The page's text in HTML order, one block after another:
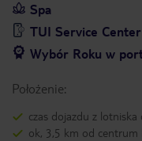
Spa
TUI Service
Wybór Roku w
Położenie:
czas dojazdu z
ok, 3,5 km od